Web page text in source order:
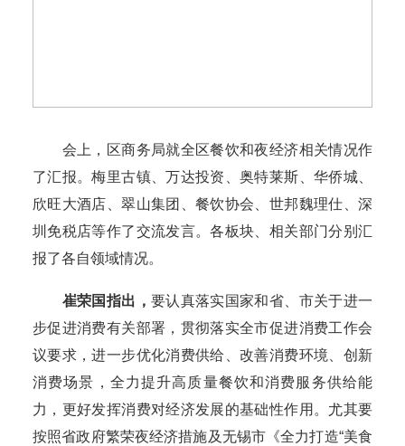
会上，区商务局就全区餐饮和夜经济相关情况作
了汇报。梅里古镇、万达投资、奥特莱斯、华侨城、
欣旺大酒店、翠山集团、餐饮协会、世邦魏理仕、深
圳免税店等作了交流发言。各板块、相关部门分别汇
报了各自领域情况。
崔荣国指出， 要认真落实国家和省、市关于进一
步促进消费有关部署，贯彻落实全市促进消费工作会
议要求，进一步优化消费供给、改善消费环境、创新
消费场景，全力提升高质量餐饮和消费服务供给能
力，更好发挥消费对经济发展的基础性作用。尤其要
按照省政府繁荣夜经济措施及无锡市《全力打造“美食